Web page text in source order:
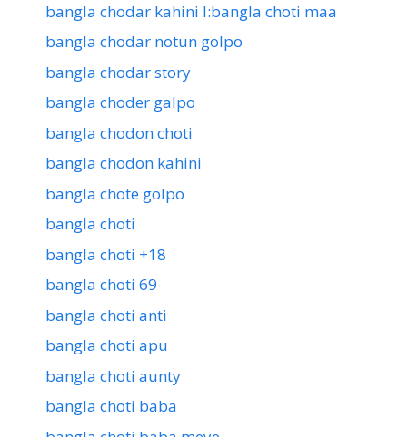
bangla chodar kahini l:bangla choti maa
bangla chodar notun golpo
bangla chodar story
bangla choder galpo
bangla chodon choti
bangla chodon kahini
bangla chote golpo
bangla choti
bangla choti +18
bangla choti 69
bangla choti anti
bangla choti apu
bangla choti aunty
bangla choti baba